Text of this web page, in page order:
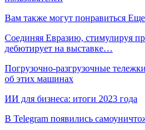
Вам также могут понравиться Еще
Соединяя Евразию, стимулируя
дебютирует на выставке…
Погрузочно-разгрузочные
об этих машинах
ИИ для бизнеса: итоги 2023 года
В Telegram появились